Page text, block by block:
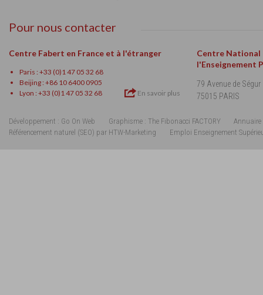
Pour nous contacter
Centre Fabert en France et à l'étranger
Paris : +33 (0)1 47 05 32 68
Beijing : +86 10 6400 0905
Lyon : +33 (0)1 47 05 32 68
En savoir plus
Centre National
l'Enseignement
79 Avenue de Ségur
75015 PARIS
Développement : Go On Web Graphisme : The Fibonacci FACTORY
Annuaire
Référencement naturel (SEO) par HTW-Marketing
Emploi Enseignement